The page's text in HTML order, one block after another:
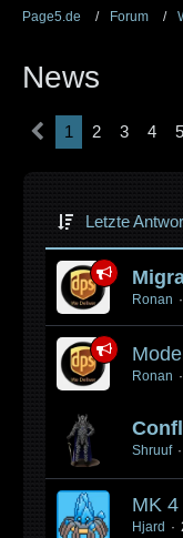
Page5.de Forum
News
1 2 3 4 5
Letzte
Ronan
Ronan
Shruuf
MK 4
Hjard